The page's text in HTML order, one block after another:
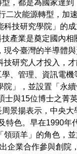
，都是為國家達到
二次能源轉型，加
技研究學院」的成
產業是奠定國內相
今臺灣的半導體與
技研究人才投入，
、管理、資訊電機
院」，並設置「永
士與15位博士之菁
景揚表示，中央大
特色。早在1990年
領頭羊」的角色，
企業合作參與創院